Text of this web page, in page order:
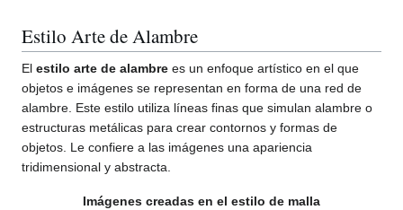
Estilo Arte de Alambre
El estilo arte de alambre es un enfoque artístico en el que
objetos e imágenes se representan en forma de una red de
alambre. Este estilo utiliza líneas finas que simulan alambre o
estructuras metálicas para crear contornos y formas de
objetos. Le confiere a las imágenes una apariencia
tridimensional y abstracta.
Imágenes creadas en el estilo de malla